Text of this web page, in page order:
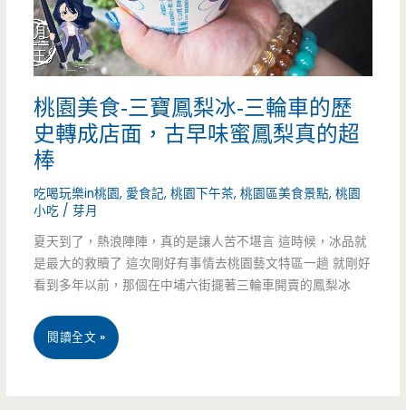
沙
拉
營
養
高，
每
一
款
都
好
桃園美食-三寶鳳梨冰-三輪車的歷
史轉成店面，古早味蜜鳳梨真的超
棒
吃喝玩樂in桃園, 愛食記,桃園下午茶,桃園區美食景點,桃園
小吃 /芽月
夏天到了，熱浪陣陣，真的是讓人苦不堪言 這時候，冰品就
是最大的救贖了 這次剛好有事情去桃園藝文特區一趟 就剛好
看到多年以前，那個在中埔六街擺著三輪車開賣的鳳梨冰
桃
閱讀全文 »